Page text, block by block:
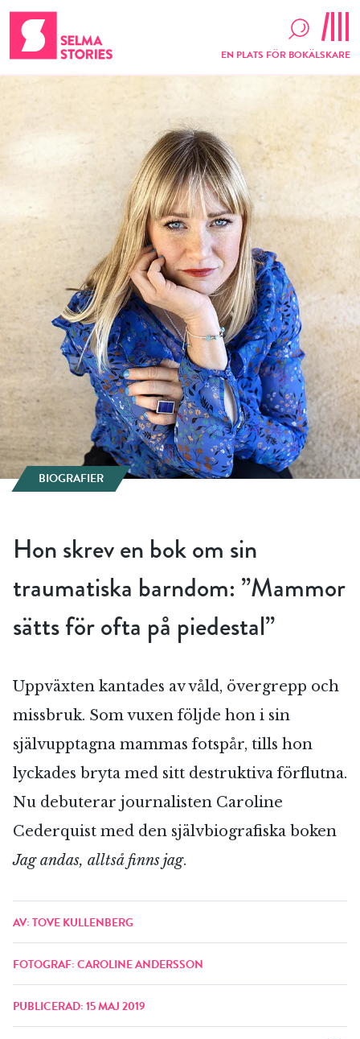
EN PLATS FÖR BOKÄLSKARE
BIOGRAFIER
Hon skrev en bok om sin
traumatiska barndom: ”Mammor
sätts för ofta på piedestal”
Uppväxten kantades av våld, övergrepp och
missbruk. Som vuxen följde hon i sin
självupptagna mammas fotspår, tills hon
lyckades bryta med sitt destruktiva förflutna.
Nu debuterar journalisten Caroline
Cederquist med den självbiografiska boken
Jag andas, alltså finns jag.
AV: TOVE KULLENBERG
FOTOGRAF: CAROLINE ANDERSSON
PUBLICERAD: 15 MAJ 2019